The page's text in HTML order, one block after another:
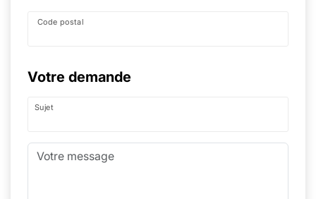
Code postal
Votre demande
Sujet